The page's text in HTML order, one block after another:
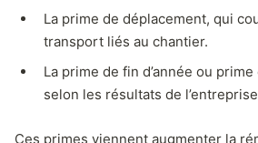
La prime de déplacement, qui
transport liés au chantier.
La prime de fin d’année ou
selon les résultats de
Ces primes viennent augmenter la